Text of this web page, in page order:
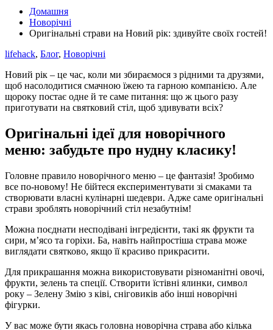
Домашня
Новорічні
Оригінальні страви на Новий рік: здивуйте своїх гостей!
lifehack, Блог, Новорічні
Новий рік – це час, коли ми збираємося з рідними та друзями,
щоб насолодитися смачною їжею та гарною компанією. Але
щороку постає одне й те саме питання: що ж цього разу
приготувати на святковий стіл, щоб здивувати всіх?
Оригінальні ідеї для новорічного
меню: забудьте про нудну класику!
Головне правило новорічного меню – це фантазія! Зробимо
все по-новому! Не бійтеся експериментувати зі смаками та
створювати власні кулінарні шедеври. Адже саме оригінальні
страви зроблять новорічний стіл незабутнім!
Можна поєднати несподівані інгредієнти, такі як фрукти та
сири, м’ясо та горіхи. Ба, навіть найпростіша страва може
виглядати святково, якщо її красиво прикрасити.
Для прикрашання можна використовувати різноманітні овочі,
фрукти, зелень та спеції. Створити їстівні ялинки, символ
року – Зелену Змію з ківі, сніговиків або інші новорічні
фігурки.
У вас може бути якась головна новорічна страва або кілька